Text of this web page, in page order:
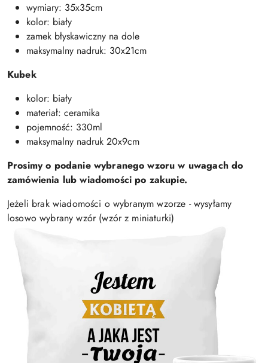
wymiary: 35x35cm
kolor: biały
zamek błyskawiczny na dole
maksymalny nadruk: 30x21cm
Kubek
kolor: biały
materiał: ceramika
pojemność: 330ml
maksymalny nadruk 20x9cm
Prosimy o podanie wybranego wzoru w uwagach do
zamówienia lub wiadomości po zakupie.
Jeżeli brak wiadomości o wybranym wzorze - wysyłamy
losowo wybrany wzór (wzór z miniaturki)